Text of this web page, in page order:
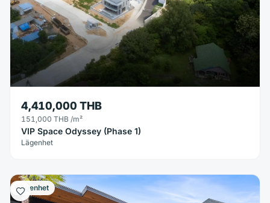
4,410,000 THB
151,000 THB /m²
VIP Space Odyssey (Phase 1)
Lägenhet
Lägenhet